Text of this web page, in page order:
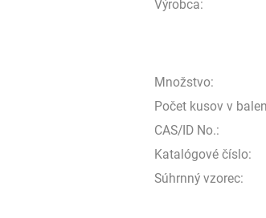
Výrobca:
Množstvo:
Počet kusov v
CAS/ID No.:
Katalógové číslo:
Súhrnný vzorec: